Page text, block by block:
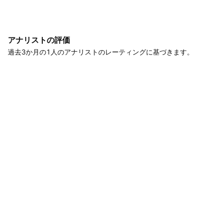
アナリストの評価
過去3か月の1人のアナリストのレーティングに基づきます。